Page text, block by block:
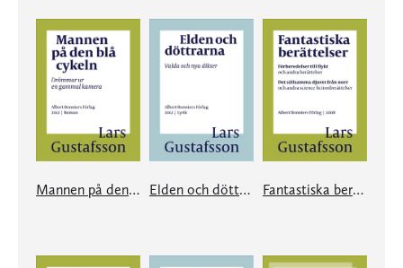
Mannen på den blå cykeln Elden och döttrarna Fantastiska berättelser